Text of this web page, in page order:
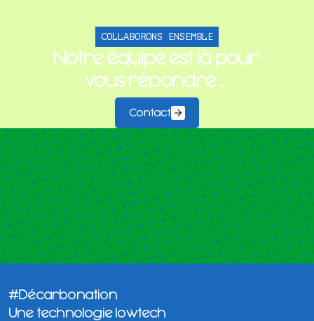
COLLABORONS ENSEMBLE
Notre équipe est là pour
vous répondre.
Contact
#Décarbonation
Une technologie lowtech